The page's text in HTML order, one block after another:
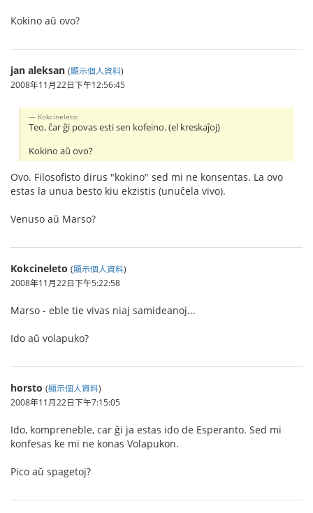
Kokino aŭ ovo?
jan aleksan (顯示個人資料)
2008年11月22日下午12:56:45
Kokcineleto:
Teo, ĉar ĝi povas esti sen kofeino. (el kreskaĵoj)
Kokino aŭ ovo?
Ovo. Filosofisto dirus "kokino" sed mi ne konsentas. La ovo
estas la unua besto kiu ekzistis (unuĉela vivo).
Venuso aŭ Marso?
Kokcineleto (顯示個人資料)
2008年11月22日下午5:22:58
Marso - eble tie vivas niaj samideanoj...
Ido aŭ volapuko?
horsto (顯示個人資料)
2008年11月22日下午7:15:05
Ido, kompreneble, car ĝi ja estas ido de Esperanto. Sed mi
konfesas ke mi ne konas Volapukon.
Pico aŭ spagetoj?